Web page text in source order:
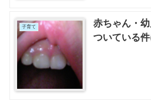
子育て
赤ちゃん・
ついている件